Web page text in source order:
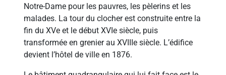
Notre-Dame pour les pauvres, les pèlerins et les
malades. La tour du clocher est construite entre la
fin du XVe et le début XVIe siècle, puis
transformée en grenier au XVIIIe siècle. L’édifice
devient l’hôtel de ville en 1876.